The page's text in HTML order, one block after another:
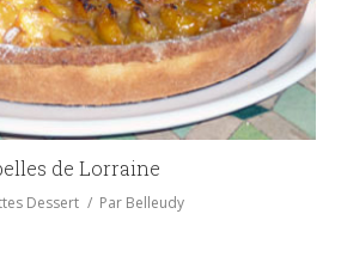
de Lorraine
Dessert Par Belleudy